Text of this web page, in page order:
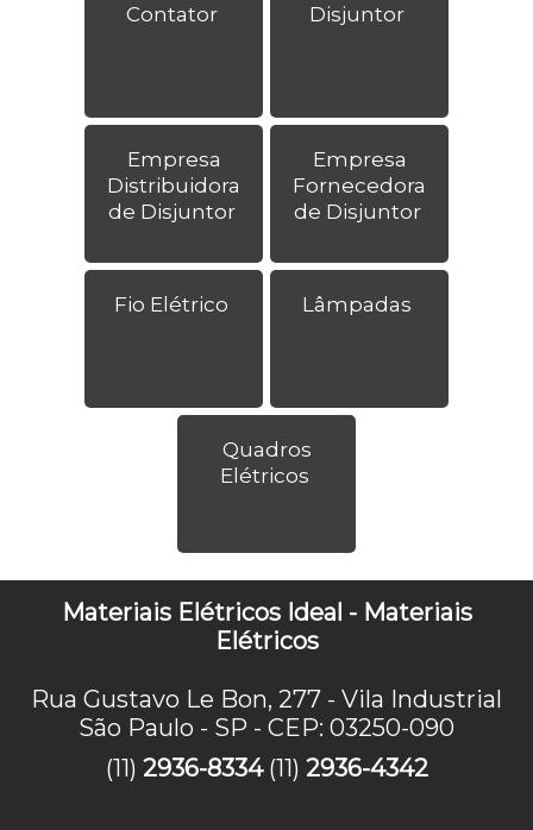
Contator Disjuntor
Empresa
Distribuidora
de Disjuntor
Empresa
Fornecedora
de Disjuntor
Fio Elétrico Lâmpadas
Quadros
Elétricos
Materiais Elétricos Ideal - Materiais
Elétricos
Rua Gustavo Le Bon, 277 - Vila Industrial
São Paulo - SP - CEP: 03250-090
(11) 2936-8334 (11) 2936-4342